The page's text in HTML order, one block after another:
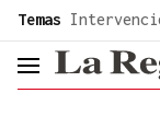
common.go-to-
Temas
header.menu.open